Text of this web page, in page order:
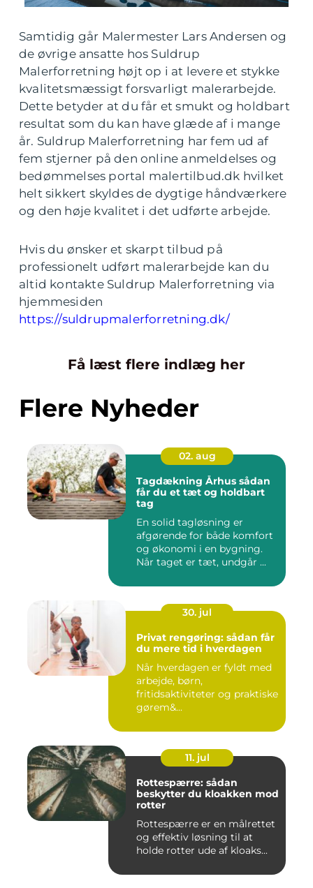
Samtidig går Malermester Lars Andersen og
de øvrige ansatte hos Suldrup
Malerforretning højt op i at levere et stykke
kvalitetsmæssigt forsvarligt malerarbejde.
Dette betyder at du får et smukt og holdbart
resultat som du kan have glæde af i mange
år. Suldrup Malerforretning har fem ud af
fem stjerner på den online anmeldelses og
bedømmelses portal malertilbud.dk hvilket
helt sikkert skyldes de dygtige håndværkere
og den høje kvalitet i det udførte arbejde.
Hvis du ønsker et skarpt tilbud på
professionelt udført malerarbejde kan du
altid kontakte Suldrup Malerforretning via
hjemmesiden
https://suldrupmalerforretning.dk/
Få læst flere indlæg her
Flere Nyheder
02. aug
Tagdækning Århus sådan
får du et tæt og holdbart
tag
En solid tagløsning er
afgørende for både komfort
og økonomi i en bygning.
Når taget er tæt, undgår ...
30. jul
Privat rengøring: sådan får
du mere tid i hverdagen
Når hverdagen er fyldt med
arbejde, børn,
fritidsaktiviteter og praktiske
gørem&...
11. jul
Rottespærre: sådan
beskytter du kloakken mod
rotter
Rottespærre er en målrettet
og effektiv løsning til at
holde rotter ude af kloaks...